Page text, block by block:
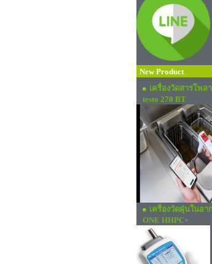
New Product
เครื่องวัดสารโพ
testo 270 BT
เครื่องวัดฝุ่นในอา
ONE HHPC+